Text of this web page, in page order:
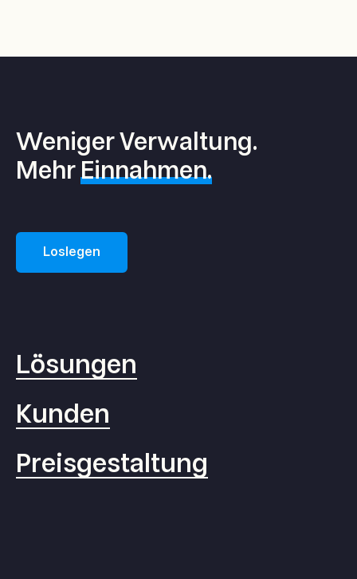
Weniger Verwaltung.
MehrEinnahmen.
Loslegen
Lösungen
Kunden
Preisgestaltung